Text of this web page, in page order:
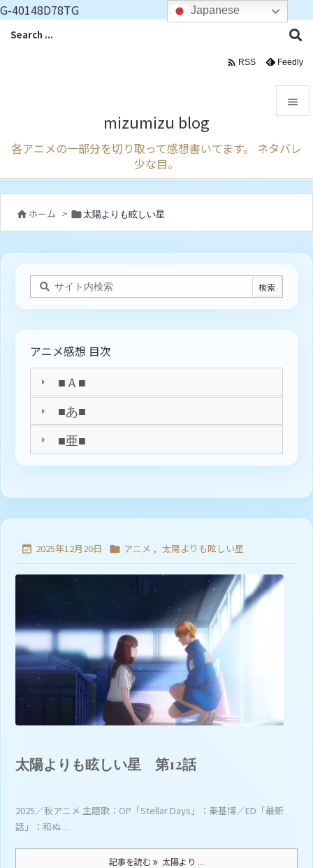
G-40148D78TG
mizumizu blog
各アニメの一部分を切り取って感想書いてます。 ネタバレ
少な目。

メニュ
前へ

検索
 RSS Feedly
 ホーム > 太陽よりも眩しい星
アニメ感想 目次
■Ａ■
■あ■
■亜■
 2025年12月20日  アニメ , 太陽よりも眩しい星
太陽よりも眩しい星 第12話
2025／秋アニメ 主題歌：OP「Stellar Days」：秦基博／ED「最新
話」：和ぬ ...
記事を読む 太陽より ...
Japanese